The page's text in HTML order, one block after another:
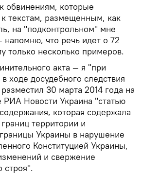
обвинениям, которые
текстам, размещенным, как
на "подконтрольном" мне
напомню, что речь идет о 72
только несколько примеров.
акта — я "при
ходе досудебного следствия
30 марта 2014 года на
РИА Новости Украина "статью
которая содержала
территории и
Украины в нарушение
Конституцией Украины,
и свержение
строя".